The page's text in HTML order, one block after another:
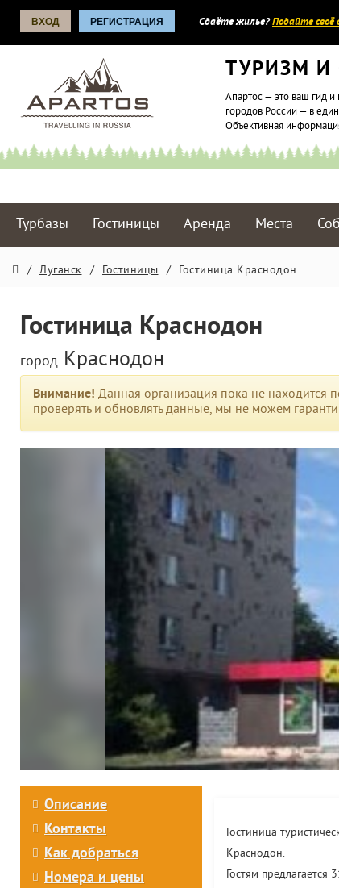
ВХОД РЕГИСТРАЦИЯ Сдаёте жилье?Подайте своё
ТУРИЗМ И
Апартос — это ваш гид и
городов России — в
Объективная
Турбазы Гостиницы Аренда Места
/ Луганск / Гостиницы / Гостиница Краснодон
Гостиница Краснодон
город Краснодон
Внимание! Данная организация пока не находится
проверять и обновлять данные, мы не можем
Описание
Контакты
Как добраться
Номера и цены
Гостиница
Краснодон.
Гостям предлагается